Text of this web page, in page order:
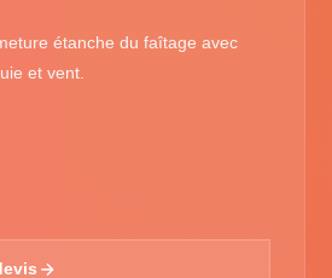
étanche du faîtage avec
et vent.